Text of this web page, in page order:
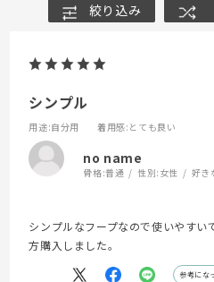
絞り込み
シンプル
用途:自分用 着用感:とても良い
no name
骨格:普通 性別: 女性 好き
シンプルなフープなので使いやすい
方購入しました。
参考にな